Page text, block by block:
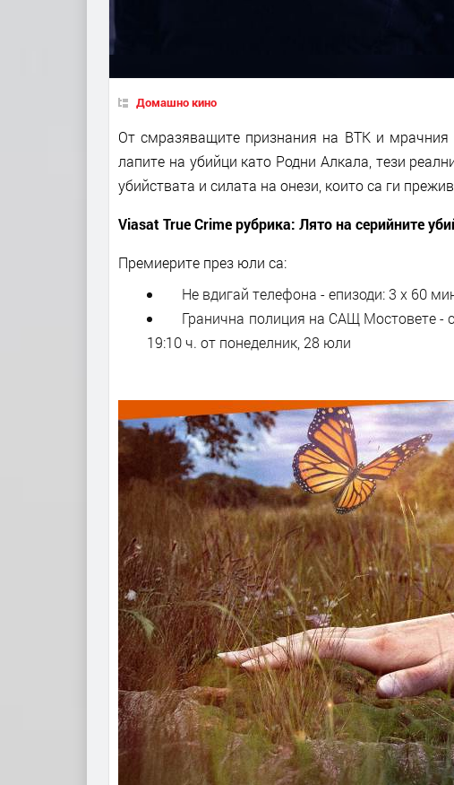
Домашно кино
От смразяващите признания на BTK и
лапите на убийци като Родни Алкала, тези
убийствата и силата на онези, които са ги
Viasat True Crime рубрика: Лято на серийните
Премиерите през юли са:
Не вдигай телефона - епизоди: 3 x 60
Гранична полиция на САЩ Мостовете -
19:10 ч. от понеделник, 28 юли